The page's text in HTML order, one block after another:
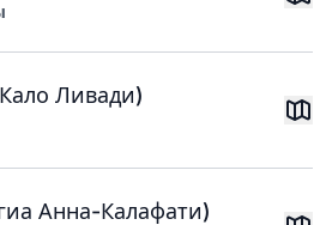
Ливади)
Анна-Калафати)